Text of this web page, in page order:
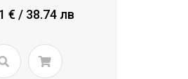
€ / 38.74 лв